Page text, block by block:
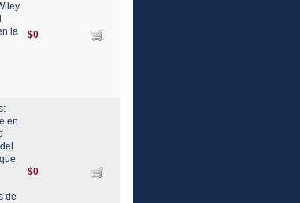
la
$0
en
de
$0